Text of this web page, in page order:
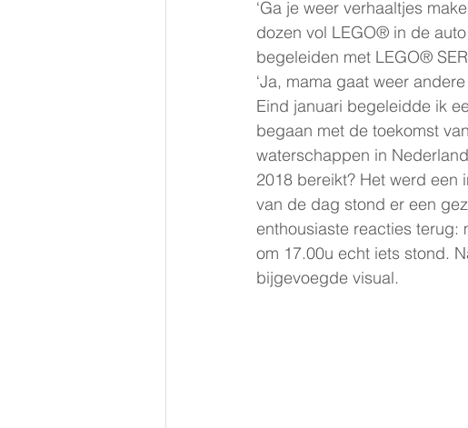
‘Ga je weer verhaaltjes
dozen vol LEGO® in de
begeleiden met LEGO®
‘Ja, mama gaat weer
Eind januari begeleidde ik
begaan met de toekomst
waterschappen in
2018 bereikt? Het werd een
van de dag stond er een
enthousiaste reacties terug:
om 17.00u echt iets stond.
bijgevoegde visual.